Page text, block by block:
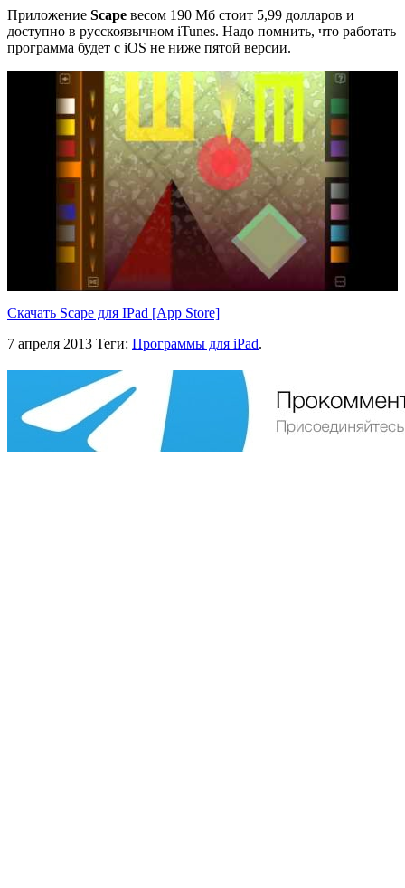
Приложение Scape весом 190 Мб стоит 5,99 долларов и
доступно в русскоязычном iTunes. Надо помнить, что работать
программа будет с iOS не ниже пятой версии.
Скачать Scape для IPad [App Store]
7 апреля 2013 Теги: Программы для iPad.